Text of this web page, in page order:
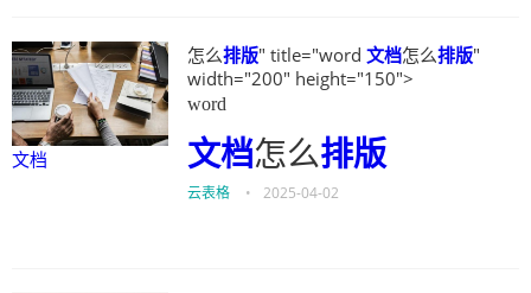
文档
怎么排版" title="word 文档怎么排版"
width="200" height="150">
word
文档怎么排版
云表格 • 2025-04-02